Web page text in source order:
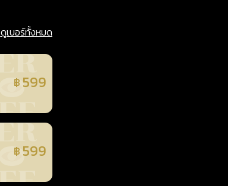
ดูเบอร์ทั้งหมด
฿ 599
฿ 599